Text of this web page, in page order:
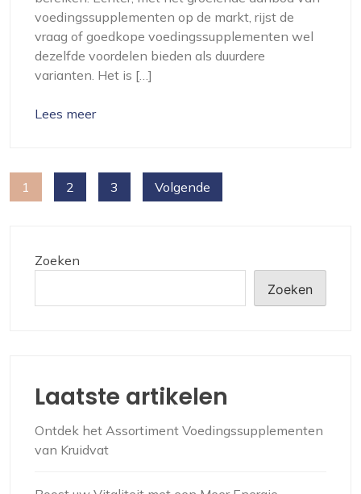
voedingssupplementen op de markt, rijst de
vraag of goedkope voedingssupplementen wel
dezelfde voordelen bieden als duurdere
varianten. Het is […]
Lees meer
Berichten
1 2 3 Volgende
Zoeken
Zoeken
Laatste artikelen
Ontdek het Assortiment Voedingssupplementen
van Kruidvat